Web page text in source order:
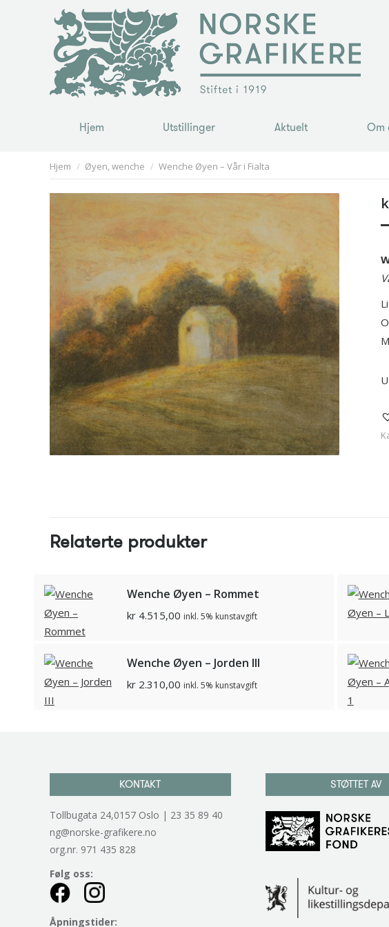
Hjem Utstillinger Aktuelt Om
You are here:
Hjem Øyen, wenche Wenche Øyen – Vår i Fialta
Relaterte produkter
Wenche Øyen – Rommet
kr 4.515,00 inkl. 5% kunstavgift
Wenche Øyen – Jorden III
kr 2.310,00 inkl. 5% kunstavgift
KONTAKT
Tollbugata 24,0157 Oslo | 23 35 89 40
ng@norske-grafikere.no
org.nr. 971 435 828
Følg oss:
Åpningstider:
STØTTET AV
Hjem Utstillinger Aktuelt